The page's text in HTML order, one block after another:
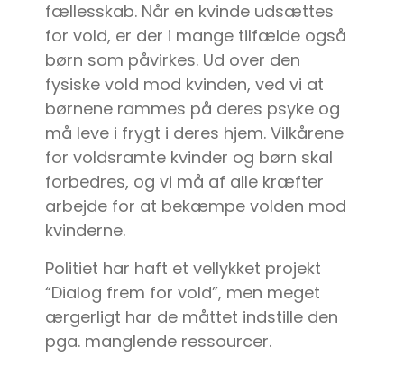
fællesskab. Når en kvinde udsættes
for vold, er der i mange tilfælde også
børn som påvirkes. Ud over den
fysiske vold mod kvinden, ved vi at
børnene rammes på deres psyke og
må leve i frygt i deres hjem. Vilkårene
for voldsramte kvinder og børn skal
forbedres, og vi må af alle kræfter
arbejde for at bekæmpe volden mod
kvinderne.
Politiet har haft et vellykket projekt
“Dialog frem for vold”, men meget
ærgerligt har de måttet indstille den
pga. manglende ressourcer.